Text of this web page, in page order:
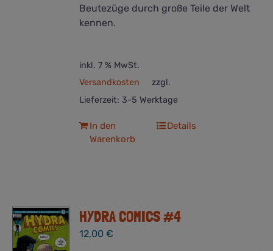
Beutezüge durch große Teile der Welt
kennen.
inkl. 7 % MwSt.
zzgl.
Versandkosten
Lieferzeit: 3-5 Werktage
In den
Warenkorb
Details
HYDRA COMICS #4
12,00€